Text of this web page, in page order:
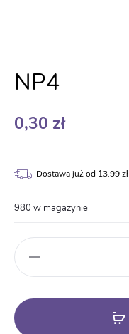
NP4
0,30 zł
Dostawa już od 13.99 zł
980 w magazynie